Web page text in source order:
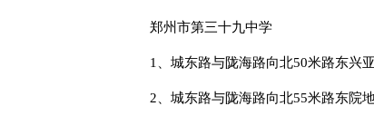
郑州市第三十九中学
1、城东路与陇海路向北50米路东兴
2、城东路与陇海路向北55米路东院